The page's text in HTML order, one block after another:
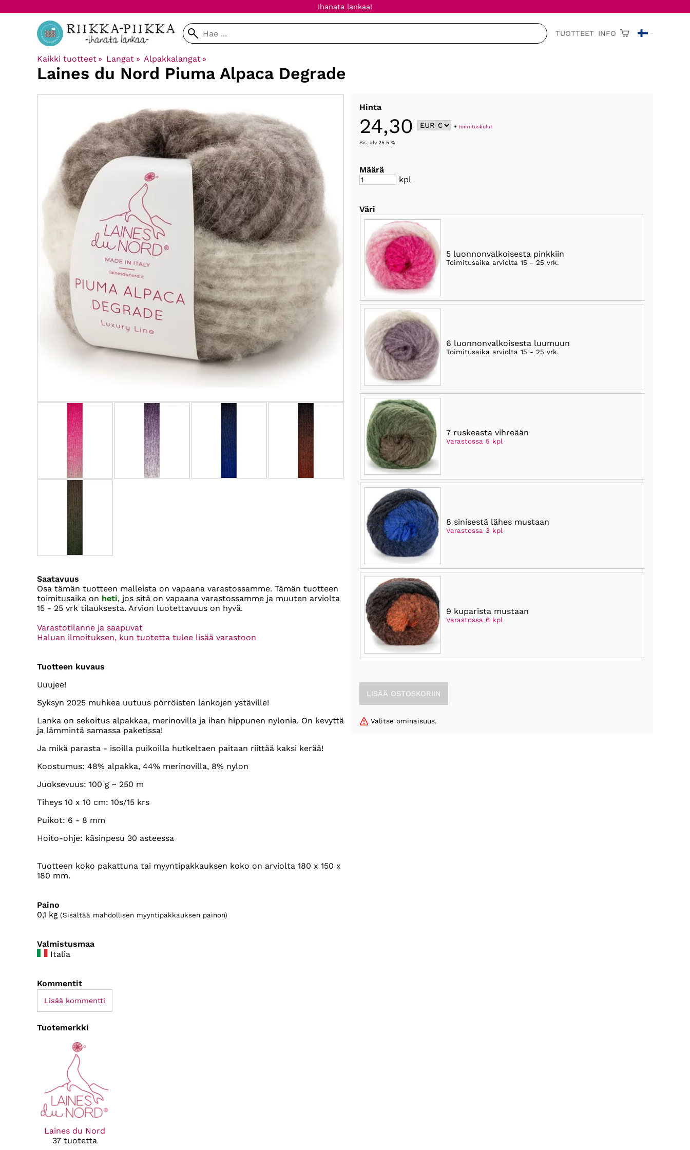
Ihanata lankaa!
TUOTTEET INFO
Kaikki tuotteet ‪» Langat ‪» Alpakkalangat ‪»
Laines du Nord Piuma Alpaca Degrade
Hinta
24,30 +toimituskulut
Sis. alv 25.5 %
Määrä
kpl
Väri
5 luonnonvalkoisesta pinkkiin
Toimitusaika arviolta 15 - 25 vrk.
6 luonnonvalkoisesta luumuun
Toimitusaika arviolta 15 - 25 vrk.
7 ruskeasta vihreään
Varastossa 5 kpl
8 sinisestä lähes mustaan
Varastossa 3 kpl
9 kuparista mustaan
Varastossa 6 kpl
Valitse ominaisuus.
Saatavuus
Osa tämän tuotteen malleista on vapaana varastossamme. Tämän tuotteen
toimitusaika on heti, jos sitä on vapaana varastossamme ja muuten arviolta
15 - 25 vrk tilauksesta. Arvion luotettavuus on hyvä.
Varastotilanne ja saapuvat
Haluan ilmoituksen, kun tuotetta tulee lisää varastoon
Tuotteen kuvaus
Uuujee!
Syksyn 2025 muhkea uutuus pörröisten lankojen ystäville!
Lanka on sekoitus alpakkaa, merinovilla ja ihan hippunen nylonia. On kevyttä
ja lämmintä samassa paketissa!
Ja mikä parasta - isoilla puikoilla hutkeltaen paitaan riittää kaksi kerää!
Koostumus: 48% alpakka, 44% merinovilla, 8% nylon
Juoksevuus: 100 g ~ 250 m
Tiheys 10 x 10 cm: 10s/15 krs
Puikot: 6 - 8 mm
Hoito-ohje: käsinpesu 30 asteessa
Tuotteen koko pakattuna tai myyntipakkauksen koko on arviolta 180 x 150 x
180 mm.
Paino
0,1 kg (Sisältää mahdollisen myyntipakkauksen painon)
Valmistusmaa
Italia
Kommentit
Lisää kommentti
Tuotemerkki
Laines du Nord
37 tuotetta